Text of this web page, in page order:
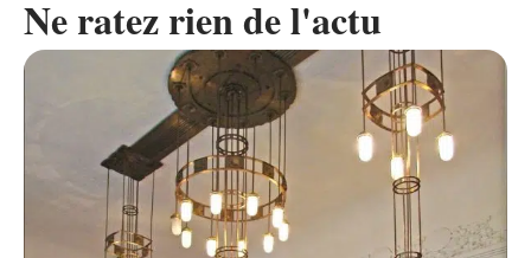
Ne ratez rien de l'actu